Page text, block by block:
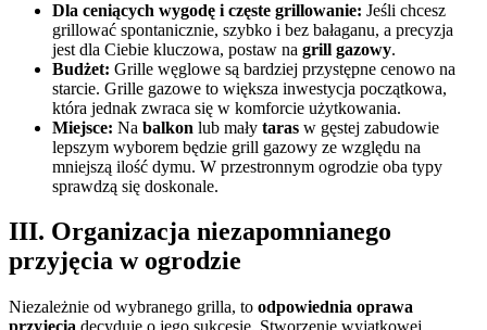
Dla ceniących wygodę i częste grillowanie: Jeśli chcesz
grillować spontanicznie, szybko i bez bałaganu, a precyzja
jest dla Ciebie kluczowa, postaw na grill gazowy.
Budżet: Grille węglowe są bardziej przystępne cenowo na
starcie. Grille gazowe to większa inwestycja początkowa,
która jednak zwraca się w komforcie użytkowania.
Miejsce: Na balkon lub mały taras w gęstej zabudowie
lepszym wyborem będzie grill gazowy ze względu na
mniejszą ilość dymu. W przestronnym ogrodzie oba typy
sprawdzą się doskonale.
III. Organizacja niezapomnianego
przyjęcia w ogrodzie
Niezależnie od wybranego grilla, to odpowiednia oprawa